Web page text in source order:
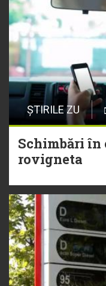
ȘTIRILE ZU
Schimbări în
rovigneta